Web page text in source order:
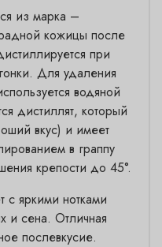
из марка –
кожицы после
при
Для удаления
водяной
дистиллят, который
вкус) и имеет
в граппу
крепости до 45°.
с яркими нотками
и сена. Отличная
послевкусие.